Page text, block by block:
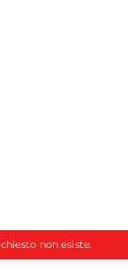
non esiste.